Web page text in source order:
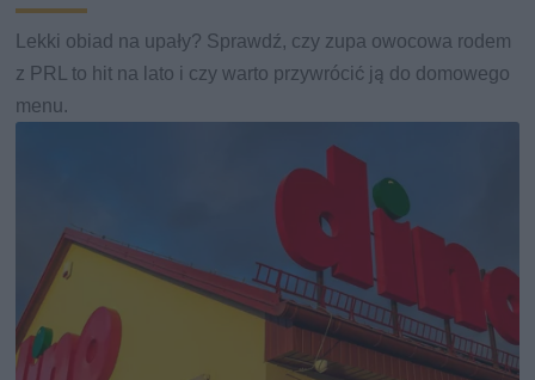
Lekki obiad na upały? Sprawdź, czy zupa owocowa rodem
z PRL to hit na lato i czy warto przywrócić ją do domowego
menu.